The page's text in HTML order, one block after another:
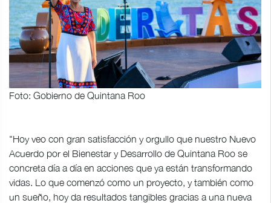
Foto: Gobierno de Quintana Roo
"Hoy veo con gran satisfacción y orgullo que nuestro Nuevo
Acuerdo por el Bienestar y Desarrollo de Quintana Roo se
concreta día a día en acciones que ya están transformando
vidas. Lo que comenzó como un proyecto, y también como
un sueño, hoy da resultados tangibles gracias a una nueva